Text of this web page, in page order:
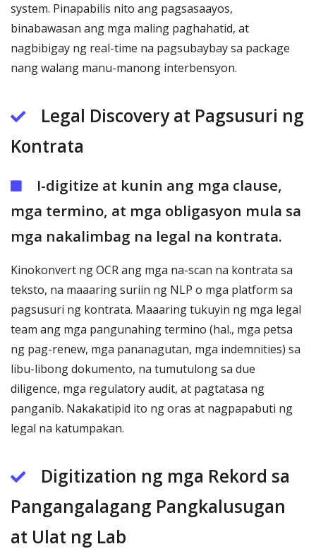
system. Pinapabilis nito ang pagsasaayos,
binabawasan ang mga maling paghahatid, at
nagbibigay ng real-time na pagsubaybay sa package
nang walang manu-manong interbensyon.
Legal Discovery at Pagsusuri ng
Kontrata
I-digitize at kunin ang mga clause,
mga termino, at mga obligasyon mula sa
mga nakalimbag na legal na kontrata.
Kinokonvert ng OCR ang mga na-scan na kontrata sa
teksto, na maaaring suriin ng NLP o mga platform sa
pagsusuri ng kontrata. Maaaring tukuyin ng mga legal
team ang mga pangunahing termino (hal., mga petsa
ng pag-renew, mga pananagutan, mga indemnities) sa
libu-libong dokumento, na tumutulong sa due
diligence, mga regulatory audit, at pagtatasa ng
panganib. Nakakatipid ito ng oras at nagpapabuti ng
legal na katumpakan.
Digitization ng mga Rekord sa
Pangangalagang Pangkalusugan
at Ulat ng Lab